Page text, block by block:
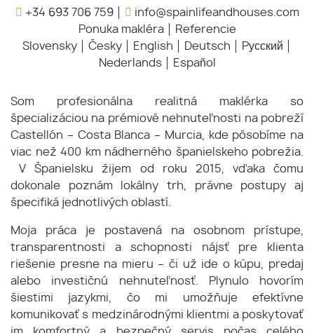
+34 693 706 759
info@spainlifeandhouses.com
Ponuka makléra
Referencie
Slovensky
Česky English Deutsch
Pусский
Nederlands
Español
Som profesionálna realitná maklérka so
špecializáciou na prémiové nehnuteľnosti na pobreží
Castellón – Costa Blanca – Murcia, kde pôsobíme na
viac než 400 km nádherného španielskeho pobrežia.
V Španielsku žijem od roku 2015, vďaka čomu
dokonale poznám lokálny trh, právne postupy aj
špecifiká jednotlivých oblastí.
Moja práca je postavená na osobnom prístupe,
transparentnosti a schopnosti nájsť pre klienta
riešenie presne na mieru – či už ide o kúpu, predaj
alebo investičnú nehnuteľnosť. Plynulo hovorím
šiestimi jazykmi, čo mi umožňuje efektívne
komunikovať s medzinárodnými klientmi a poskytovať